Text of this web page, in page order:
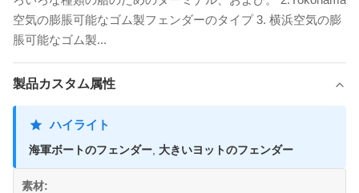
空気の膨脹可能なゴム製フェンダーのタイプ 3. 横浜空気の膨
脹可能なゴム製...
製品カスタム属性
ハイライト
海軍ボートのフェンダー 大きいヨットのフェンダー
素材: